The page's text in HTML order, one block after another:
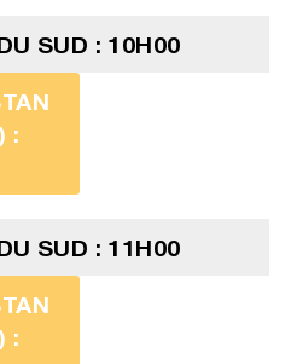
SUD : 10H00
:
SUD : 11H00
: